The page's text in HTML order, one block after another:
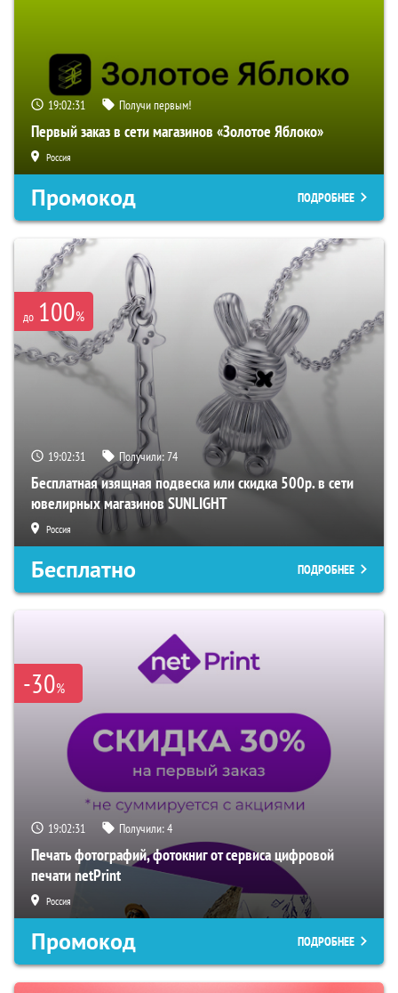
19:02:30 Получи первым!
Первый заказ в сети магазинов «Золотое Яблоко»
Россия
Промокод ПОДРОБНЕЕ
до 100%
19:02:30 Получили:74
Бесплатная изящная подвеска или скидка 500р. в сети
ювелирных магазинов SUNLIGHT
Россия
Бесплатно ПОДРОБНЕЕ
-30%
19:02:30 Получили:4
Печать фотографий, фотокниг от сервиса цифровой
печати netPrint
Россия
Промокод ПОДРОБНЕЕ